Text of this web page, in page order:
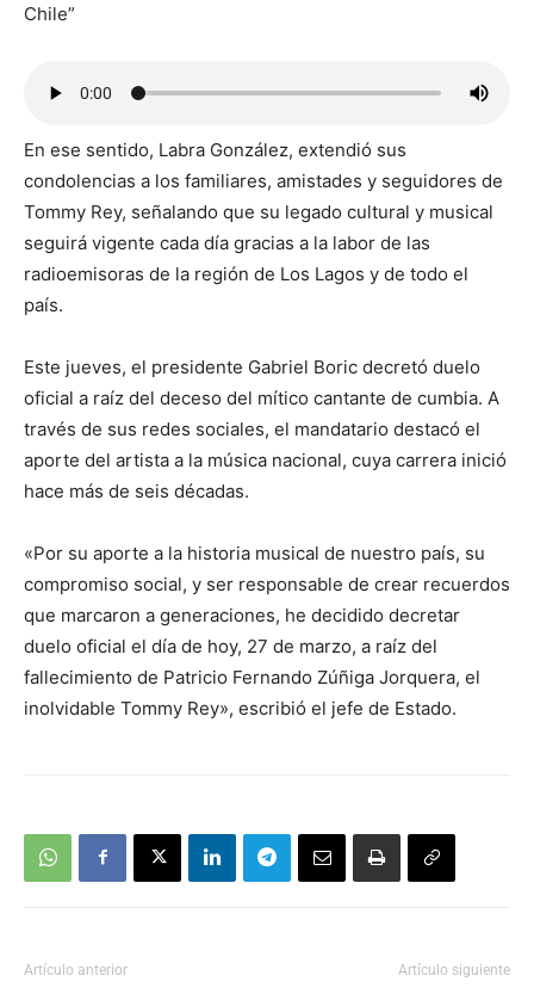
Chile”
En ese sentido, Labra González, extendió sus
condolencias a los familiares, amistades y seguidores de
Tommy Rey, señalando que su legado cultural y musical
seguirá vigente cada día gracias a la labor de las
radioemisoras de la región de Los Lagos y de todo el
país.
Este jueves, el presidente Gabriel Boric decretó duelo
oficial a raíz del deceso del mítico cantante de cumbia. A
través de sus redes sociales, el mandatario destacó el
aporte del artista a la música nacional, cuya carrera inició
hace más de seis décadas.
«Por su aporte a la historia musical de nuestro país, su
compromiso social, y ser responsable de crear recuerdos
que marcaron a generaciones, he decidido decretar
duelo oficial el día de hoy, 27 de marzo, a raíz del
fallecimiento de Patricio Fernando Zúñiga Jorquera, el
inolvidable Tommy Rey», escribió el jefe de Estado.
Artículo anterior Artículo siguiente